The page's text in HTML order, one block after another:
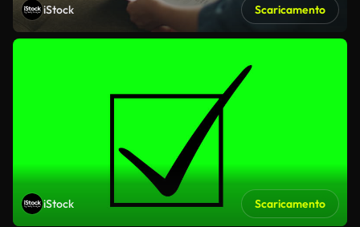
iStock Scaricamento
iStock Scaricamento